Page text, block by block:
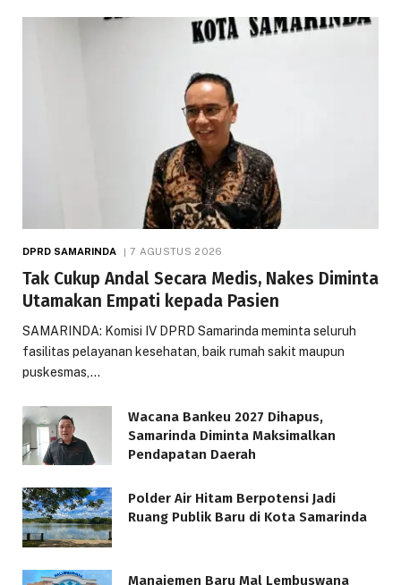
DPRD SAMARINDA 7 AGUSTUS 2026
Tak Cukup Andal Secara Medis, Nakes Diminta
Utamakan Empati kepada Pasien
SAMARINDA: Komisi IV DPRD Samarinda meminta seluruh
fasilitas pelayanan kesehatan, baik rumah sakit maupun
puskesmas,…
Wacana Bankeu 2027 Dihapus,
Samarinda Diminta Maksimalkan
Pendapatan Daerah
Polder Air Hitam Berpotensi Jadi
Ruang Publik Baru di Kota Samarinda
Manajemen Baru Mal Lembuswana